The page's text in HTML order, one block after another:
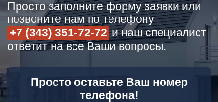
Просто заполните форму заявки или
позвоните нам по телефону
+7 (343) 351-72-72 и наш специалист
ответит на все Ваши вопросы.
Просто оставьте Ваш номер
телефона!